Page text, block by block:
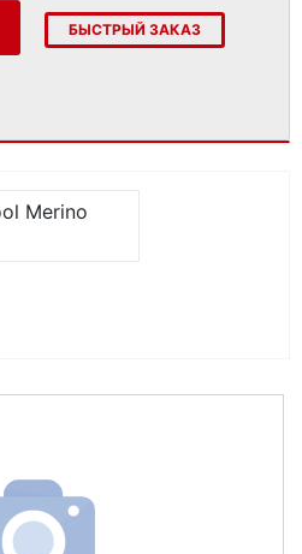
БЫСТРЫЙ ЗАКАЗ
Merino